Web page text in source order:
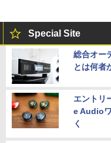
Special Site
総合オー
とは何者
エントリ
e Audio
く